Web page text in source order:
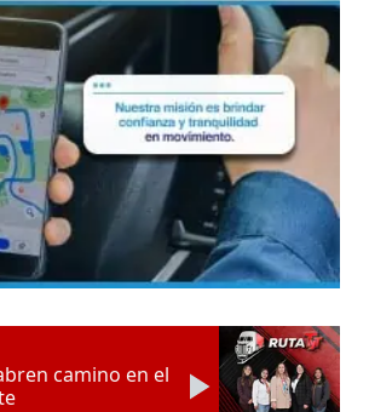
camino en el